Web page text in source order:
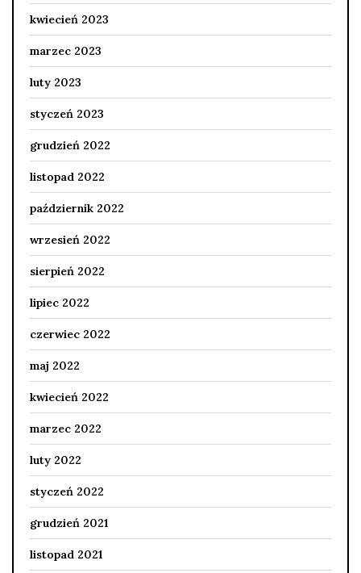
kwiecień 2023
marzec 2023
luty 2023
styczeń 2023
grudzień 2022
listopad 2022
październik 2022
wrzesień 2022
sierpień 2022
lipiec 2022
czerwiec 2022
maj 2022
kwiecień 2022
marzec 2022
luty 2022
styczeń 2022
grudzień 2021
listopad 2021